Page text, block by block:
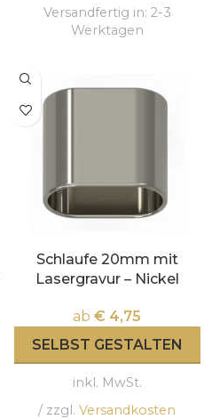
Versandfertig in: 2-3
Werktagen
Schlaufe 20mm mit
Lasergravur – Nickel
ab € 4,75
SELBST GESTALTEN
inkl. MwSt.
/ zzgl. Versandkosten